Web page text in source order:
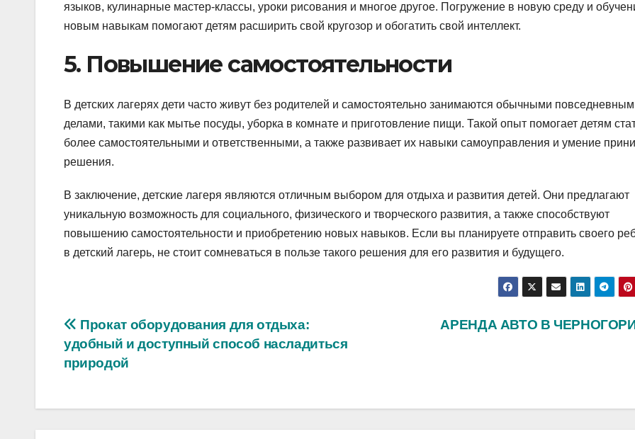
языков, кулинарные мастер-классы, уроки рисования и многое другое. Погружение в новую среду и
новым навыкам помогают детям расширить свой кругозор и обогатить свой интеллект.
5. Повышение самостоятельности
В детских лагерях дети часто живут без родителей и самостоятельно занимаются обычными
делами, такими как мытье посуды, уборка в комнате и приготовление пищи. Такой опыт помогает детям
более самостоятельными и ответственными, а также развивает их навыки самоуправления и умение
решения.
В заключение, детские лагеря являются отличным выбором для отдыха и развития детей. Они предлагают
уникальную возможность для социального, физического и творческого развития, а также способствуют
повышению самостоятельности и приобретению новых навыков. Если вы планируете отправить своего
в детский лагерь, не стоит сомневаться в пользе такого решения для его развития и будущего.
Навигация
по
АРЕНДА АВТО В
Прокат оборудования для отдыха:
удобный и доступный способ насладиться
природой